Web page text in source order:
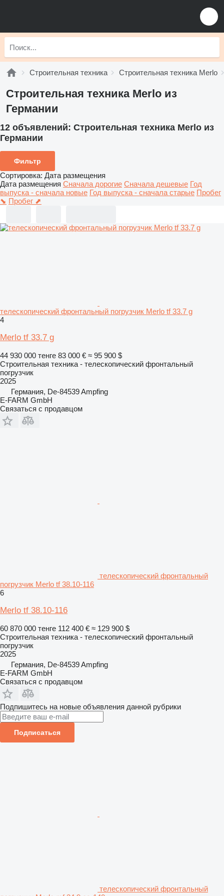
Строительная техника Строительная техника Merlo
Строительная техника Merlo из
Германии
12 объявлений: Строительная техника Merlo из
Германии
Фильтр
Сортировка: Дата размещения
Дата размещения Сначала дорогие Сначала дешевые Год
выпуска - сначала новые Год выпуска - сначала старые Пробег
⬊ Пробег ⬈
телескопический фронтальный погрузчик Merlo tf 33.7 g
4
Merlo tf 33.7 g
44 930 000 тенге 83 000 € ≈ 95 900 $
Строительная техника - телескопический фронтальный
погрузчик
2025
Германия, De-84539 Ampfing
E-FARM GmbH
Связаться с продавцом
телескопический фронтальный
погрузчик Merlo tf 38.10-116
6
Merlo tf 38.10-116
60 870 000 тенге 112 400 € ≈ 129 900 $
Строительная техника - телескопический фронтальный
погрузчик
2025
Германия, De-84539 Ampfing
E-FARM GmbH
Связаться с продавцом
Подпишитесь на новые объявления данной рубрики
Подписаться
телескопический фронтальный